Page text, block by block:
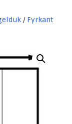
/ Fyrkant